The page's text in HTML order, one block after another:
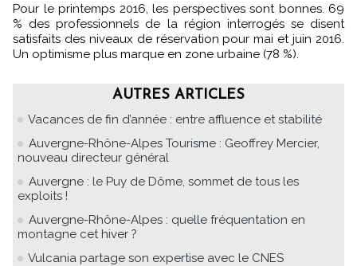
Pour le printemps 2016, les perspectives sont bonnes. 69
% des professionnels de la région interrogés se disent
satisfaits des niveaux de réservation pour mai et juin 2016.
Un optimisme plus marque en zone urbaine (78 %).
AUTRES ARTICLES
Vacances de fin d’année : entre affluence et stabilité
Auvergne-Rhône-Alpes Tourisme : Geoffrey Mercier,
nouveau directeur général
Auvergne : le Puy de Dôme, sommet de tous les
exploits !
Auvergne-Rhône-Alpes : quelle fréquentation en
montagne cet hiver ?
Vulcania partage son expertise avec le CNES